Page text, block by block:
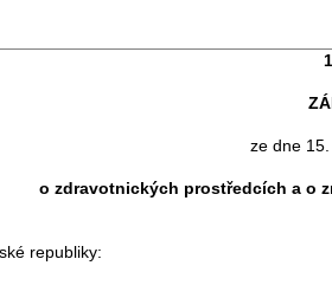
ze dne
o zdravotnických prostředcích a o
republiky: